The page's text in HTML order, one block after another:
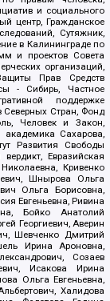
и социального
центр, Гражданское
Сутяжник,
в Калининграде по
и проектов Совета
организаций,
Прав Средств
- Сибирь, Частное
поддержке
Северных Стран, Фонд
Человек и Закон,
Сахарова,
Развития Свободы
Евразийская
Кривенко
Шнырова Ольга
Ольга Борисовна,
Евгеньевна, Ривина
Бойко Анатолий
Георгиевич, Аверин
Шевченко Дмитрий
Ирина Ароновна,
Созаев
Исакова Ирина
Ольга Евгеньевна,
Халидова